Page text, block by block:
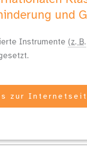
und
Instrumente (z. B.
zur